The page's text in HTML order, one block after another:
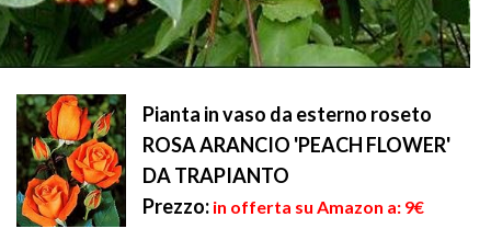
Pianta in vaso da esterno roseto
ROSA ARANCIO 'PEACH FLOWER'
DA TRAPIANTO
Prezzo: in offerta su Amazon a: 9€